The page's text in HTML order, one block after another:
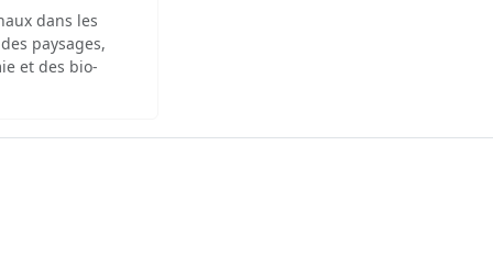
dans les
paysages,
et des bio-